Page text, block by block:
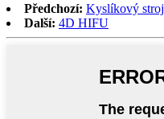
Předchozí: Kyslíkový stroj
Další: 4D HIFU